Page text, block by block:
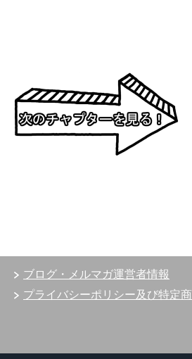
ブログ・メルマガ運営者情報
プライバシーポリシー及び特定